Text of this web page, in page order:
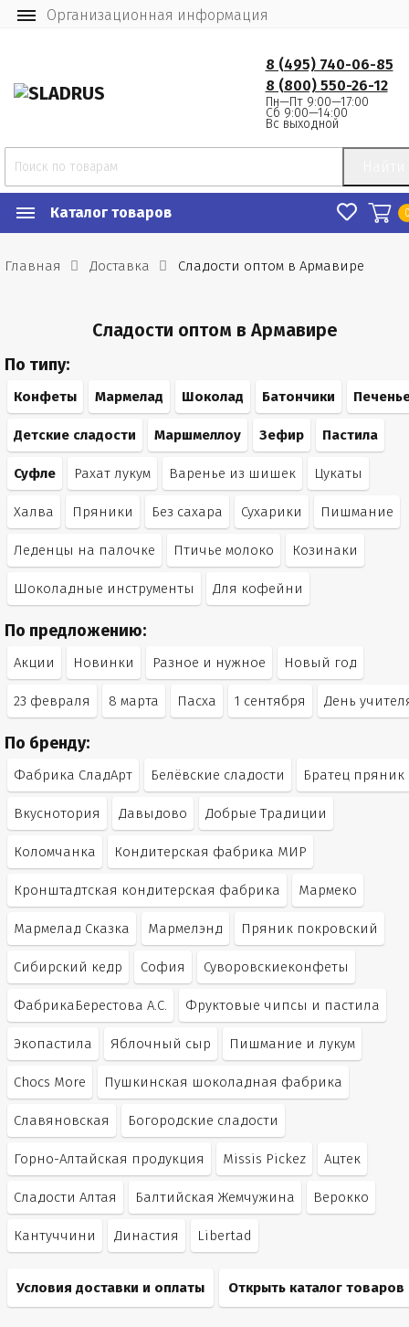
Организационная информация
8 (495) 740-06-85
8 (800) 550-26-12
Пн—Пт 9:00—17:00
Сб 9:00—14:00
Вс выходной
Каталог товаров
Главная Доставка Сладости оптом в Армавире
Сладости оптом в Армавире
По типу:
Конфеты Мармелад Шоколад Батончики
Детские сладости Маршмеллоу Зефир Пастила
Суфле Рахат лукум Варенье из шишек Цукаты
Халва Пряники Без сахара Сухарики Пишмание
Леденцы на палочке Птичье молоко Козинаки
Шоколадные инструменты Для кофейни
По предложению:
Акции Новинки Разное и нужное Новый год
23 февраля 8 марта Пасха 1 сентября День
По бренду:
Фабрика СладАрт Белёвские сладости Братец пряник
Вкуснотория Давыдово Добрые Традиции
Коломчанка Кондитерская фабрика МИР
Кронштадтская кондитерская фабрика Мармеко
Мармелад Сказка Мармелэнд Пряник покровский
Сибирский кедр София Суворовскиеконфеты
ФабрикаБерестова А.С. Фруктовые чипсы и пастила
Экопастила Яблочный сыр Пишмание и лукум
Chocs More Пушкинская шоколадная фабрика
Славяновская Богородские сладости
Горно-Алтайская продукция Missis Pickez Ацтек
Сладости Алтая Балтийская Жемчужина Верокко
Кантуччини Династия Libertad
Условия доставки и оплаты Открыть каталог товаров